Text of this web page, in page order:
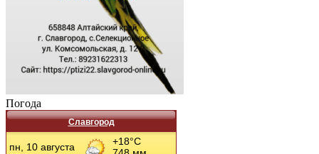
Погода
Славгород